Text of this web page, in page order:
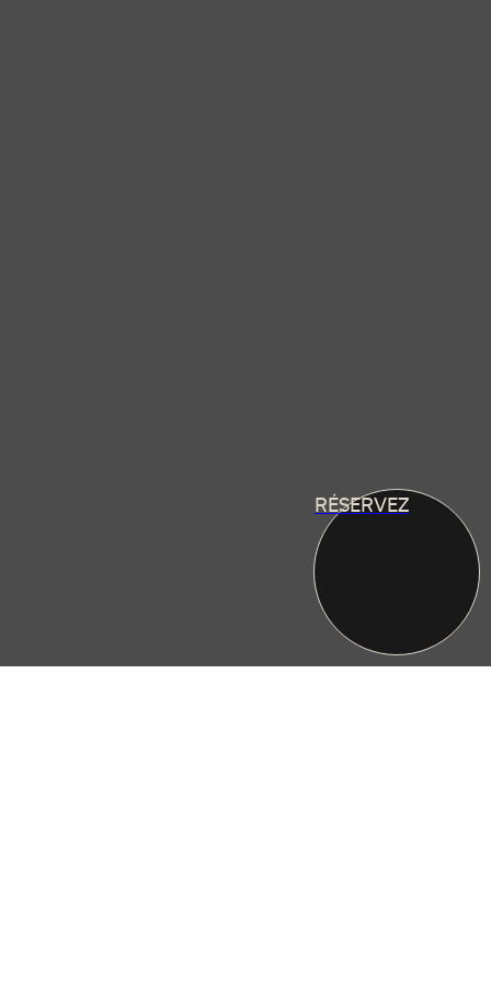
RÉSERVEZ